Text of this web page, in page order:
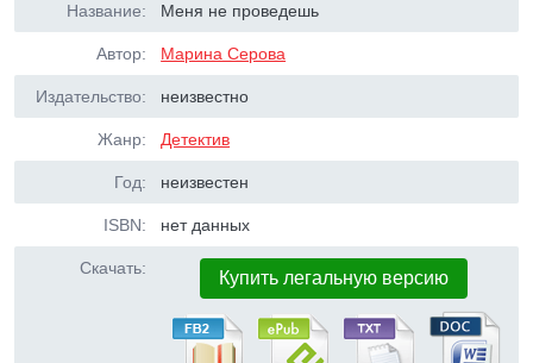
Название: Меня не проведешь
Автор: Марина Серова
Издательство: неизвестно
Жанр: Детектив
Год: неизвестен
ISBN: нет данных
Скачать: Купить легальную версию